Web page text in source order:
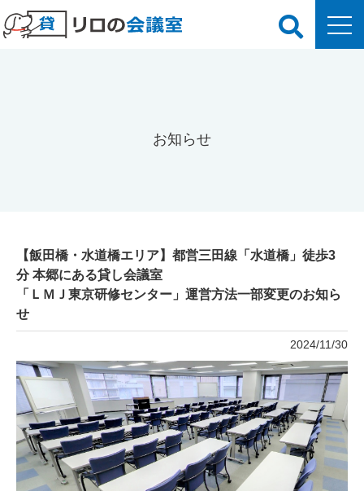
お知らせ
【飯田橋・水道橋エリア】都営三田線「水道橋」徒歩3
分 本郷にある貸し会議室
「ＬＭＪ東京研修センター」運営方法一部変更のお知ら
せ
2024/11/30